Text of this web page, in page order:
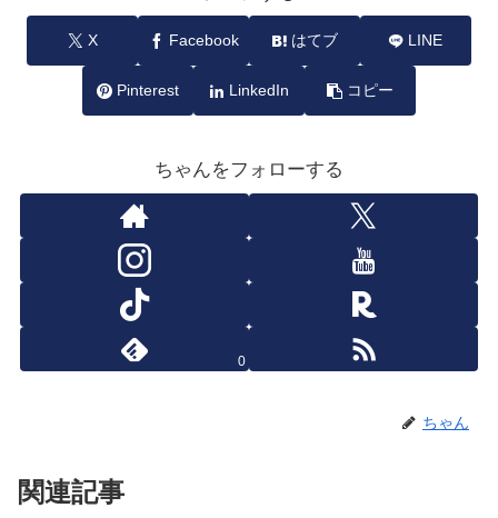
X Facebook はてブ LINE
Pinterest LinkedIn コピー
ちゃんをフォローする
0
ちゃん
関連記事